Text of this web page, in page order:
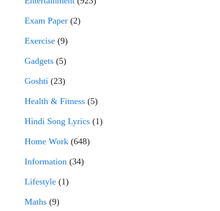
Exam Paper (2)
Exercise (9)
Gadgets (5)
Goshti (23)
Health & Fitness (5)
Hindi Song Lyrics (1)
Home Work (648)
Information (34)
Lifestyle (1)
Maths (9)